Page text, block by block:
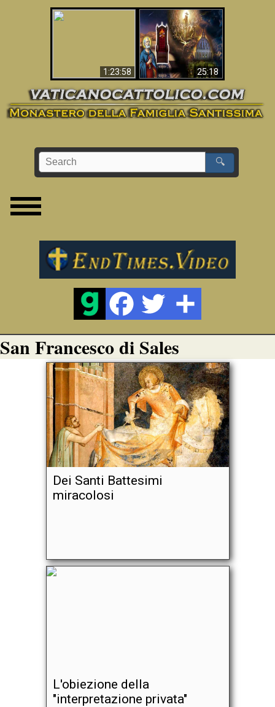
1:23:58 25:18
La Bibbia ha previsto
70 anni senza Papa?
🔍
San Francesco di Sales
Dei Santi Battesimi
miracolosi
L'obiezione della
"interpretazione privata"